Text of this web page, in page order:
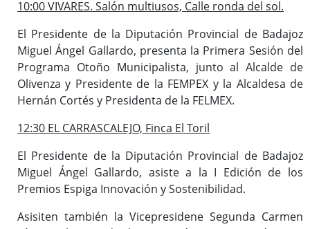
10:00 VIVARES. Salón multiusos, Calle ronda del sol.
El Presidente de la Diputación Provincial de Badajoz
Miguel Ángel Gallardo, presenta la Primera Sesión del
Programa Otoño Municipalista, junto al Alcalde de
Olivenza y Presidente de la FEMPEX y la Alcaldesa de
Hernán Cortés y Presidenta de la FELMEX.
12:30 EL CARRASCALEJO, Finca El Toril
El Presidente de la Diputación Provincial de Badajoz
Miguel Ángel Gallardo, asiste a la I Edición de los
Premios Espiga Innovación y Sostenibilidad.
Asisiten también la Vicepresidene Segunda Carmen